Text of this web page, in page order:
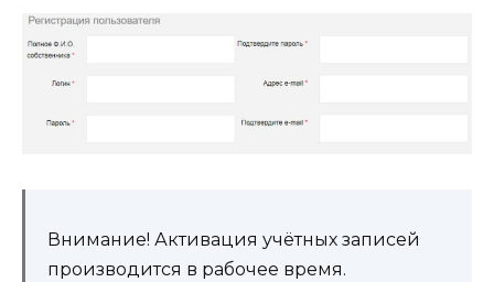
Внимание! Активация учётных записей
производится в рабочее время.